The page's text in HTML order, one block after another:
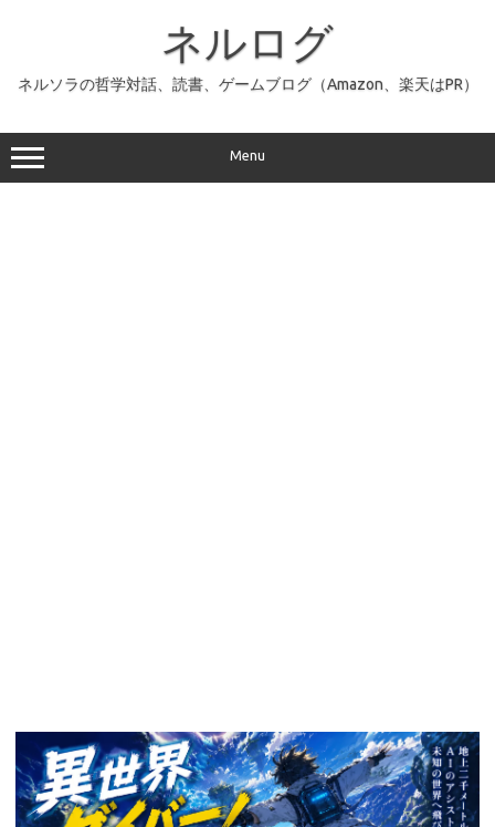
ッ
プ
ネルログ
ネルソラの哲学対話、読書、ゲームブログ（Amazon、楽天はPR）
Menu